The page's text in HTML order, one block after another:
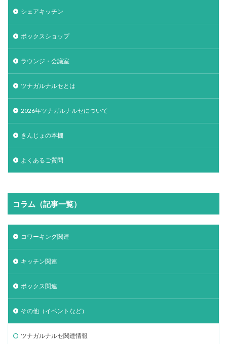
シェアキッチン
ボックスショップ
ラウンジ・会議室
ツナガルナルセとは
2026年ツナガルナルセについて
きんじょの本棚
よくあるご質問
コラム（記事一覧）
コワーキング関連
キッチン関連
ボックス関連
その他（イベントなど）
ツナガルナルセ関連情報